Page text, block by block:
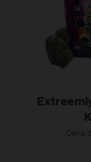
Cena